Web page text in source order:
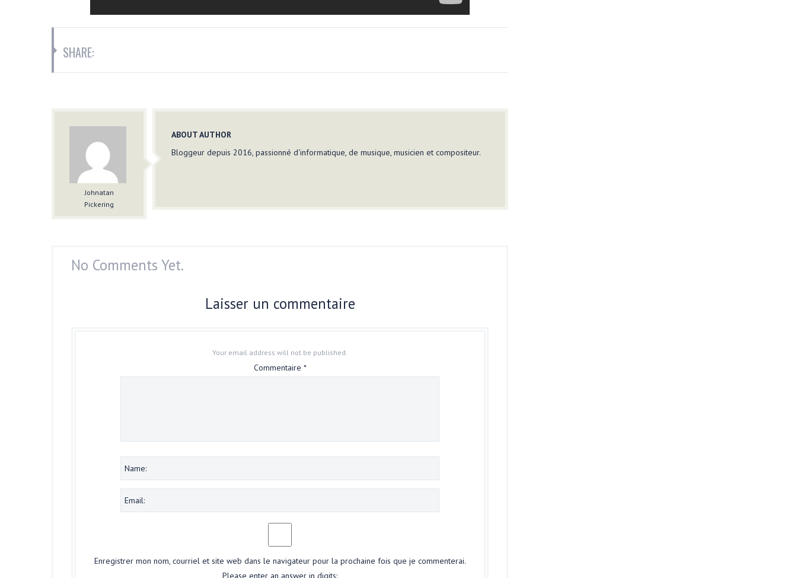
SHARE:
Johnatan
Pickering
ABOUT AUTHOR
Bloggeur depuis 2016, passionné d'informatique, de musique, musicien et compositeur.
No Comments Yet.
Laisser un commentaire
Your email address will not be published.
Commentaire *
Enregistrer mon nom, courriel et site web dans le navigateur pour la prochaine fois que je commenterai.
Please enter an answer in digits: